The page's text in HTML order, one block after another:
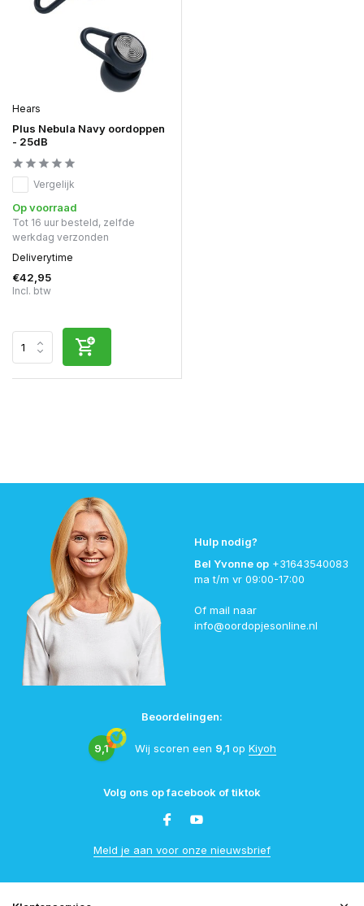
Hears
Plus Nebula Navy oordoppen
- 25dB
Vergelijk
Op voorraad
Tot 16 uur besteld, zelfde
werkdag verzonden
Deliverytime
€42,95
Incl. btw
Hulp nodig?
Bel Yvonne op +31643540083
ma t/m vr 09:00-17:00
Of mail naar
info@oordopjesonline.nl
Beoordelingen:
9,1 Wij scoren een 9,1 op Kiyoh
Volg ons op facebook of tiktok
Meld je aan voor onze nieuwsbrief